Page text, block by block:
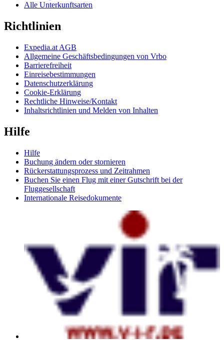
Alle Unterkunftsarten
Richtlinien
Expedia.at AGB
Allgemeine Geschäftsbedingungen von Vrbo
Barrierefreiheit
Einreisebestimmungen
Datenschutzerklärung
Cookie-Erklärung
Rechtliche Hinweise/Kontakt
Inhaltsrichtlinien und Melden von Inhalten
Hilfe
Hilfe
Buchung ändern oder stornieren
Rückerstattungsprozess und Zeitrahmen
Buchen Sie einen Flug mit einer Gutschrift bei der
Fluggesellschaft
Internationale Reisedokumente